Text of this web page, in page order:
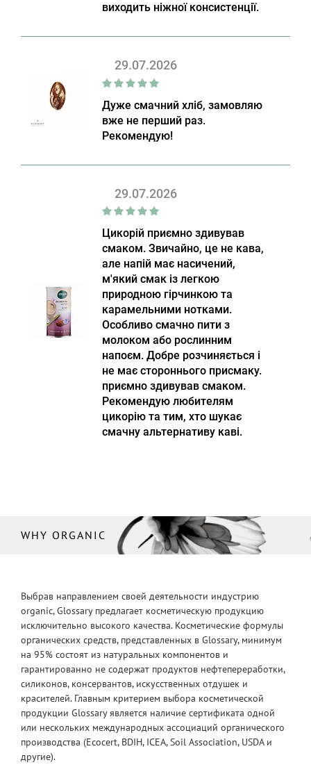
виходить ніжної консистенції.
29.07.2026
Дуже смачний хліб, замовляю
вже не перший раз.
Рекомендую!
29.07.2026
Цикорій приємно здивував
смаком. Звичайно, це не кава,
але напій має насичений,
м'який смак із легкою
природною гірчинкою та
карамельними нотками.
Особливо смачно пити з
молоком або рослинним
напоєм. Добре розчиняється і
не має стороннього присмаку.
приємно здивував смаком.
Рекомендую любителям
цикорію та тим, хто шукає
смачну альтернативу каві.
WHY ORGANIC
Выбрав направлением своей деятельности индустрию
organic, Glossary предлагает косметическую продукцию
исключительно высокого качества. Косметические формулы
органических средств, представленных в Glossary, минимум
на 95% состоят из натуральных компонентов и
гарантированно не содержат продуктов нефтепереработки,
силиконов, консервантов, искусственных отдушек и
красителей. Главным критерием выбора косметической
продукции Glossary является наличие сертификата одной
или нескольких международных ассоциаций органического
производства (Ecocert, BDIH, ICEA, Soil Association, USDA и
другие).